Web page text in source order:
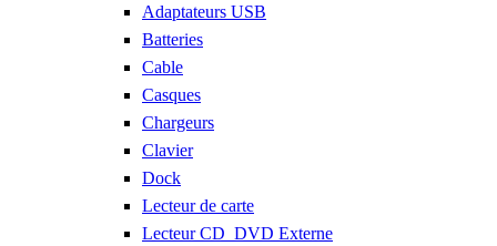
Adaptateurs USB
Batteries
Cable
Casques
Chargeurs
Clavier
Dock
Lecteur de carte
Lecteur CD_DVD Externe